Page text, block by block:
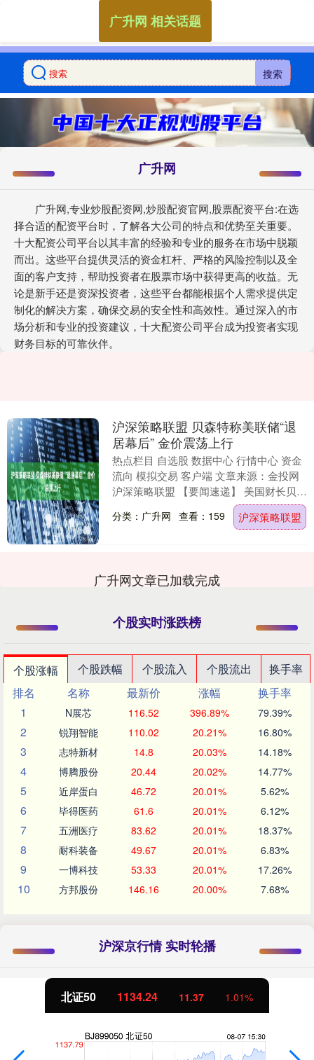
搜索
广升网
广升网,专业炒股配资网,炒股配资官网,股票配资平台:在选
择合适的配资平台时，了解各大公司的特点和优势至关重要。
十大配资公司平台以其丰富的经验和专业的服务在市场中脱颖
而出。这些平台提供灵活的资金杠杆、严格的风险控制以及全
面的客户支持，帮助投资者在股票市场中获得更高的收益。无
论是新手还是资深投资者，这些平台都能根据个人需求提供定
制化的解决方案，确保交易的安全性和高效性。通过深入的市
场分析和专业的投资建议，十大配资公司平台成为投资者实现
财务目标的可靠伙伴。
广升网 相关话题
沪深策略联盟 贝森特称美联储“退
居幕后” 金价震荡上行
热点栏目 自选股 数据中心 行情中心 资金
流向 模拟交易 客户端 文章来源：金投网
沪深策略联盟 【要闻速递】 美国财长贝森
特周二就美联储运作再发尖锐评论沪深策
略....
分类：广升网 查看：159 沪深策略联盟
广升网文章已加载完成
个股实时涨跌榜
个股涨幅 个股跌幅 个股流入 个股流出
换手率
排名
名称 最新价 涨幅
换手率
1
N展芯 116.52 396.89% 79.39%
2 锐翔智能 110.02 20.21% 16.80%
3 志特新材 14.8 20.03% 14.18%
4 博腾股份 20.44 20.02% 14.77%
5 近岸蛋白 46.72 20.01% 5.62%
6 毕得医药 61.6 20.01% 6.12%
7 五洲医疗 83.62 20.01% 18.37%
8 耐科装备 49.67 20.01% 6.83%
9 一博科技 53.33 20.01% 17.26%
10 方邦股份 146.16 20.00% 7.68%
沪深京行情 实时轮播
北证50 1134.24 11.37 1.01%